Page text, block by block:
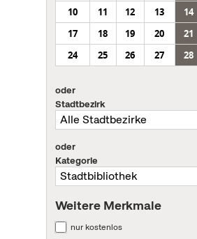
10
11 12 13 14
17
18 19 20 21
24
25 26 27 28
oder
Stadtbezirk
oder
Kategorie
Weitere Merkmale
nur kostenlos